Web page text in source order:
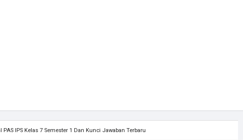
PAS IPS Kelas 7 Semester 1 Dan Kunci Jawaban Terbaru